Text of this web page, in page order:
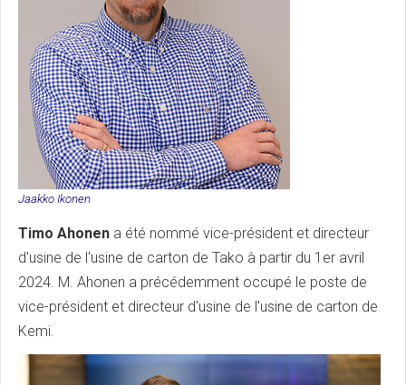
Jaakko Ikonen
Timo Ahonen a été nommé vice-président et directeur
d'usine de l'usine de carton de Tako à partir du 1er avril
2024. M. Ahonen a précédemment occupé le poste de
vice-président et directeur d'usine de l'usine de carton de
Kemi.